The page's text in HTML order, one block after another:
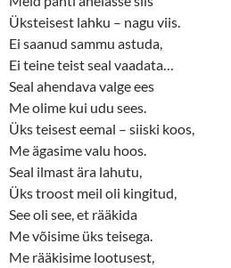
Üksteisest lahku – nagu viis.
Ei saanud sammu astuda,
Ei teine teist seal vaadata…
Seal ahendava valge ees
Me olime kui udu sees.
Üks teisest eemal – siiski koos,
Me ägasime valu hoos.
Seal ilmast ära lahutu,
Üks troost meil oli kingitud,
See oli see, et rääkida
Me võisime üks teisega.
Me rääkisime lootusest,